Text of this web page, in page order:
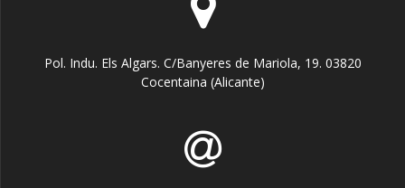
Pol. Indu. Els Algars. C/Banyeres de Mariola, 19. 03820
Cocentaina (Alicante)